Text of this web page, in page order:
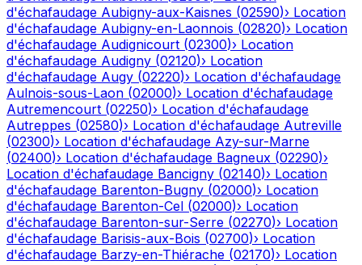
d'échafaudage Aubigny-aux-Kaisnes (02590)› Location
d'échafaudage Aubigny-en-Laonnois (02820)› Location
d'échafaudage Audignicourt (02300)› Location
d'échafaudage Audigny (02120)› Location
d'échafaudage Augy (02220)› Location d'échafaudage
Aulnois-sous-Laon (02000)› Location d'échafaudage
Autremencourt (02250)› Location d'échafaudage
Autreppes (02580)› Location d'échafaudage Autreville
(02300)› Location d'échafaudage Azy-sur-Marne
(02400)› Location d'échafaudage Bagneux (02290)›
Location d'échafaudage Bancigny (02140)› Location
d'échafaudage Barenton-Bugny (02000)› Location
d'échafaudage Barenton-Cel (02000)› Location
d'échafaudage Barenton-sur-Serre (02270)› Location
d'échafaudage Barisis-aux-Bois (02700)› Location
d'échafaudage Barzy-en-Thiérache (02170)› Location